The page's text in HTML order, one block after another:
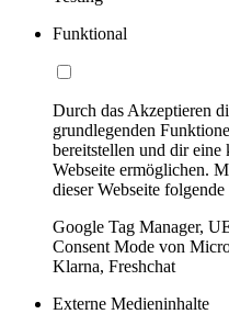
Funktional
Durch das Akzeptieren
grundlegenden
bereitstellen und dir
Webseite ermöglichen.
dieser Webseite
Google Tag Manager,
Consent Mode von
Klarna, Freshchat
Externe Medieninhalte